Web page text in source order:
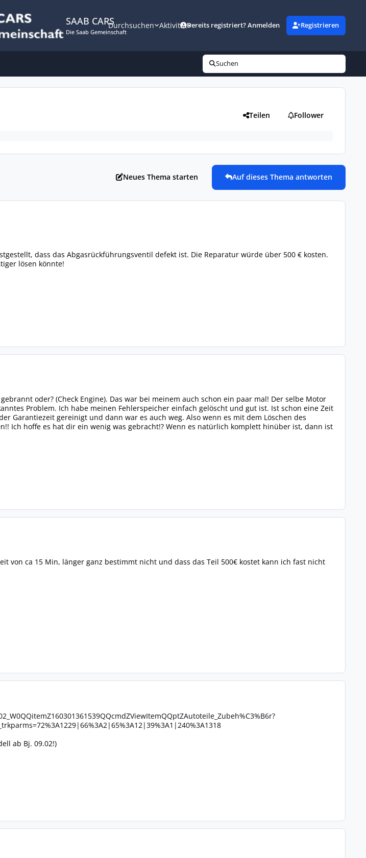
SAAB CARS
Die Saab Gemeinschaft
Durchsuchen AktivitätBereits registriert? Anmelden Registrieren
Suchen
Teilen Follower
Neues Thema starten Auf dieses Thema antworten
dass das Abgasrückführungsventil defekt ist. Die Reparatur würde über 500 € kosten.
lösen könnte!
oder? (Check Engine). Das war bei meinem auch schon ein paar mal! Der selbe Motor
Problem. Ich habe meinen Fehlerspeicher einfach gelöscht und gut ist. Ist schon eine Zeit
Garantiezeit gereinigt und dann war es auch weg. Also wenn es mit dem Löschen des
Ich hoffe es hat dir ein wenig was gebracht!? Wenn es natürlich komplett hinüber ist, dann ist
von ca 15 Min, länger ganz bestimmt nicht und dass das Teil 500€ kostet kann ich fast nicht
ab Bj. 09.02!)